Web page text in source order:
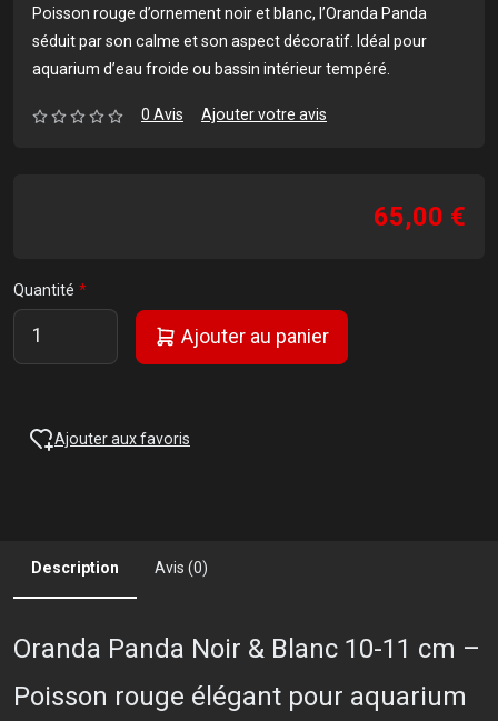
Poisson rouge d’ornement noir et blanc, l’Oranda Panda
séduit par son calme et son aspect décoratif. Idéal pour
aquarium d’eau froide ou bassin intérieur tempéré.
0 Avis Ajouter votre avis
65,00 €
Quantité
Ajouter au panier
Ajouter aux favoris
Description Avis (0)
Oranda Panda Noir & Blanc 10-11 cm –
Poisson rouge élégant pour aquarium